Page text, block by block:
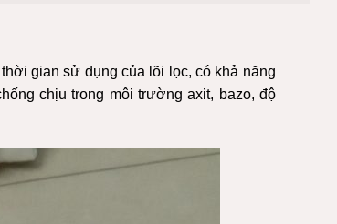
gian sử dụng của lõi lọc, có khả năng
chịu trong môi trường axit, bazo, độ